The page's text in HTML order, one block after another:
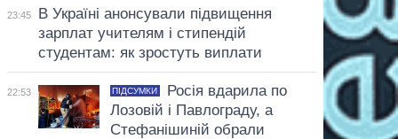
23:45
В Україні анонсували підвищення
зарплат учителям і стипендій
студентам: як зростуть виплати
22:53 ПІДСУМКИ
Росія вдарила по
Лозовій і Павлограду, а
Стефанішиній обрали